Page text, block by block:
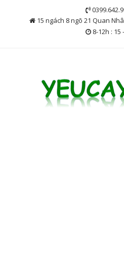
15 ngách 8 ngõ 21 Quan
8-12h : 15